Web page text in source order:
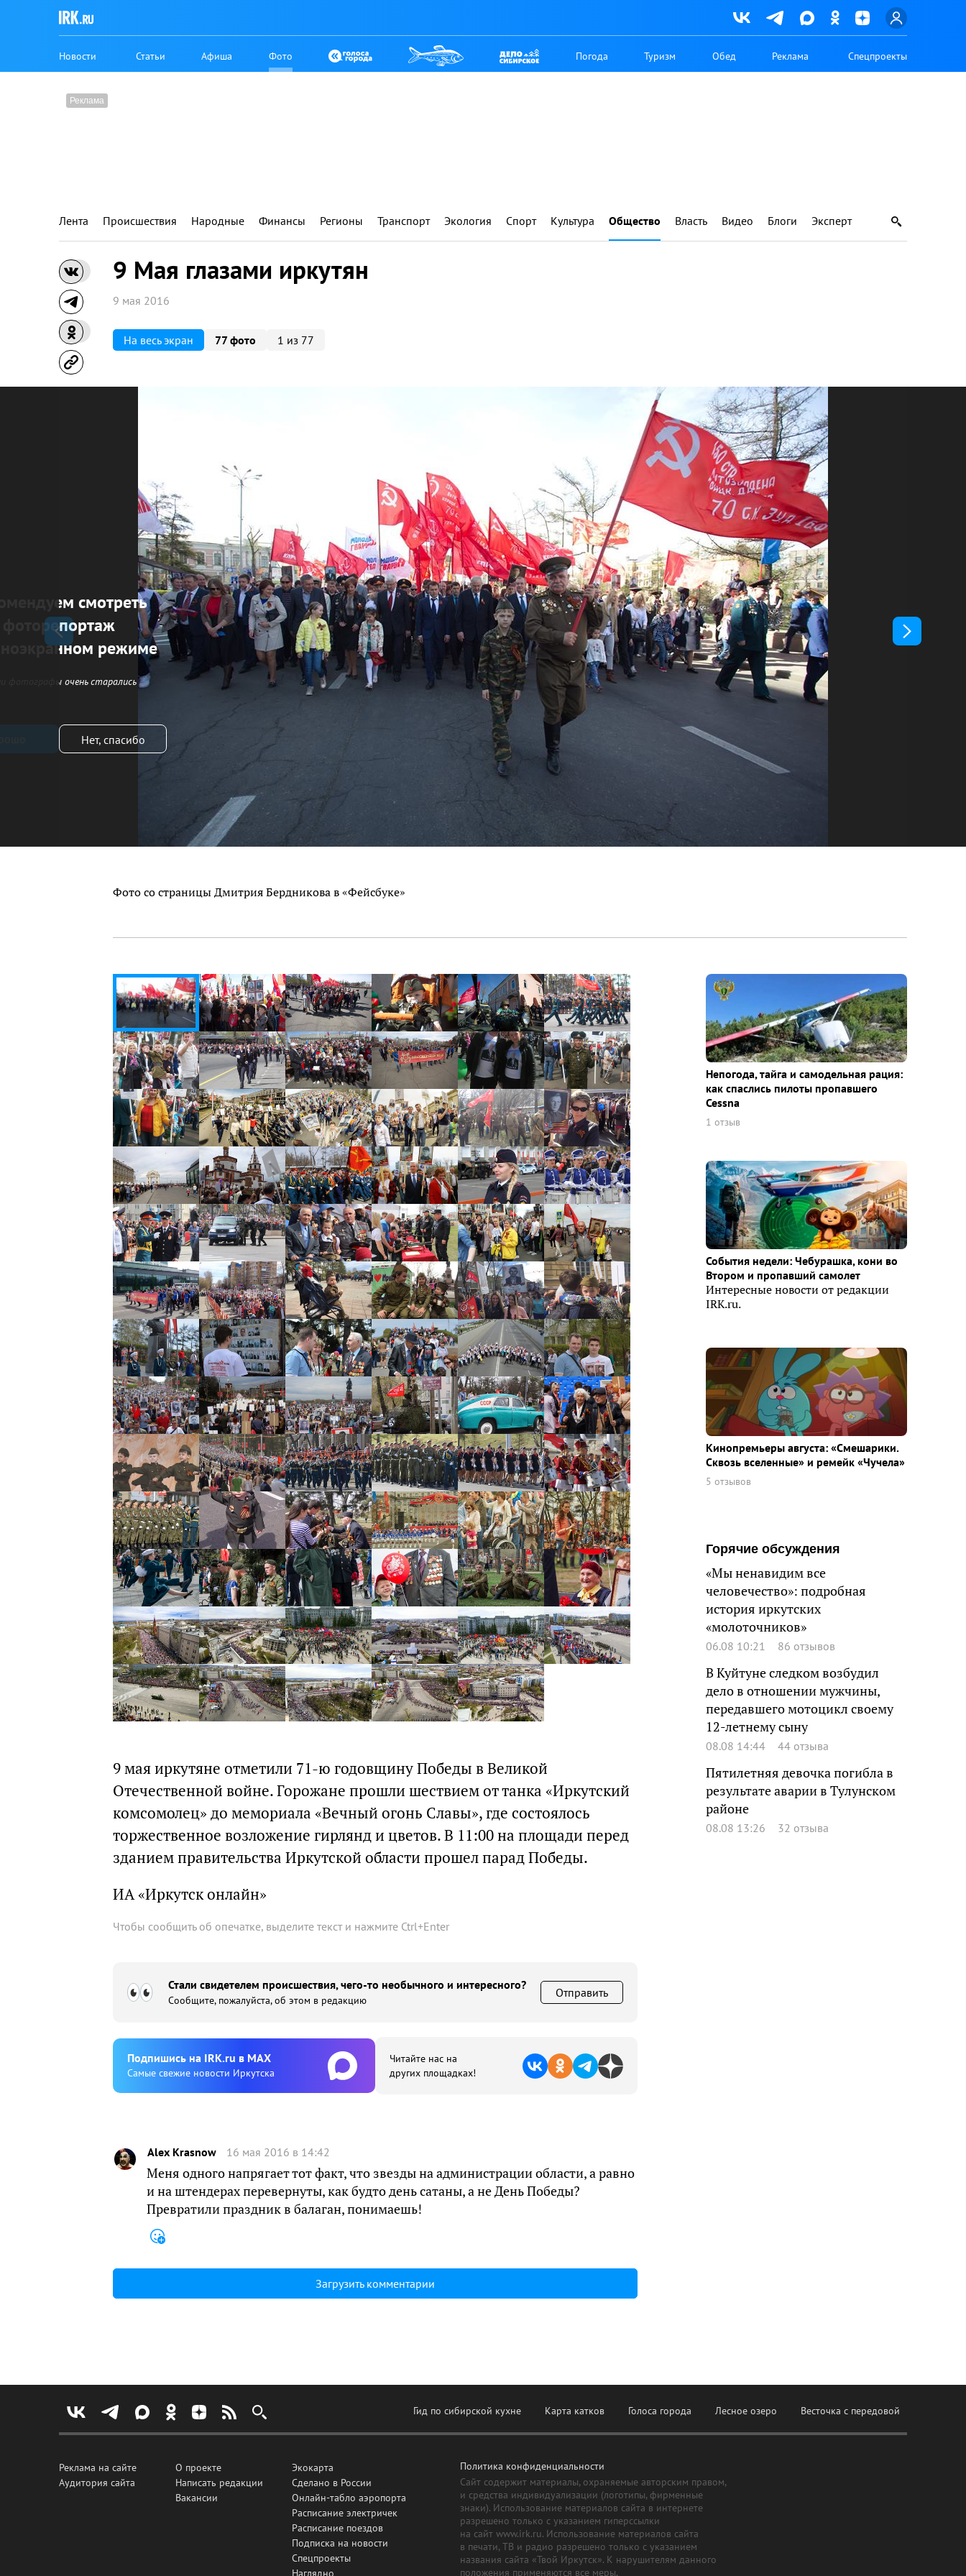
Новости Статьи Афиша Фото Погода Туризм Обед Реклама Спецпроекты
Лента Происшествия Народные Финансы Регионы Транспорт Экология Спорт Культура Общество Власть Видео Блоги Эксперт
9 Мая глазами иркутян
9 мая 2016
На весь экран 77 фото 1 из 77
смотреть
фоторепортаж
режиме
фотографы очень старались
Нет, спасибо
Фото со страницы Дмитрия Бердникова в «Фейсбуке»
9 мая иркутяне отметили 71-ю годовщину Победы в Великой
Отечественной войне. Горожане прошли шествием от танка «Иркутский
комсомолец» до мемориала «Вечный огонь Славы», где состоялось
торжественное возложение гирлянд и цветов. В 11:00 на площади перед
зданием правительства Иркутской области прошел парад Победы.
ИА «Иркутск онлайн»
Чтобы сообщить об опечатке, выделите текст и нажмите Ctrl+Enter
Стали свидетелем происшествия, чего-то необычного и интересного?
Сообщите, пожалуйста, об этом в редакцию
Отправить
Подпишиcь на IRK.ru в MAX
Cамые свежие новости Иркутска
Читайте нас на
других площадках!
Alex Krasnow 16 мая 2016 в 14:42
Меня одного напрягает тот факт, что звезды на администрации области, а равно
и на штендерах перевернуты, как будто день сатаны, а не День Победы?
Превратили праздник в балаган, понимаешь!
Загрузить комментарии
Непогода, тайга и самодельная рация:
как спаслись пилоты пропавшего
Cessna
1 отзыв
События недели: Чебурашка, кони во
Втором и пропавший самолет
Интересные новости от редакции
IRK.ru.
Кинопремьеры августа: «Смешарики.
Сквозь вселенные» и ремейк «Чучела»
5 отзывов
Горячие обсуждения
«Мы ненавидим все
человечество»: подробная
история иркутских
«молоточников»
06.08 10:21 86 отзывов
В Куйтуне следком возбудил
дело в отношении мужчины,
передавшего мотоцикл своему
12-летнему сыну
08.08 14:44 44 отзыва
Пятилетняя девочка погибла в
результате аварии в Тулунском
районе
08.08 13:26 32 отзыва
Гид по сибирской кухне Карта катков Голоса города Лесное озеро Весточка с передовой
Реклама на сайте
Аудитория сайта
О проекте
Написать редакции
Вакансии
Экокарта
Сделано в России
Онлайн-табло аэропорта
Расписание электричек
Расписание поездов
Подписка на новости
Спецпроекты
Наглядно
Политика конфиденциальности
Сайт содержит материалы, охраняемые авторским правом,
и средства индивидуализации (логотипы, фирменные
знаки). Использование материалов сайта в интернете
разрешено только с указанием гиперссылки
на сайт www.irk.ru. Использование материалов сайта
в печати, ТВ и радио разрешено только с указанием
названия сайта «Твой Иркутск». К нарушителям данного
положения применяются все меры,